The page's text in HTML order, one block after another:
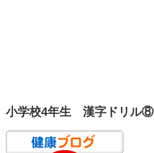
小学校4年生 漢字ドリル⑧